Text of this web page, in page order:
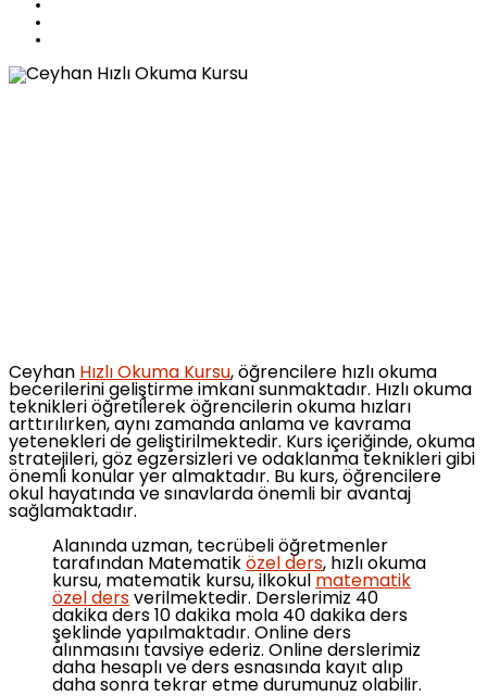
Ceyhan Hızlı Okuma Kursu, öğrencilere hızlı okuma
becerilerini geliştirme imkanı sunmaktadır. Hızlı okuma
teknikleri öğretilerek öğrencilerin okuma hızları
arttırılırken, aynı zamanda anlama ve kavrama
yetenekleri de geliştirilmektedir. Kurs içeriğinde, okuma
stratejileri, göz egzersizleri ve odaklanma teknikleri gibi
önemli konular yer almaktadır. Bu kurs, öğrencilere
okul hayatında ve sınavlarda önemli bir avantaj
sağlamaktadır.
Alanında uzman, tecrübeli öğretmenler
tarafından Matematik özel ders, hızlı okuma
kursu, matematik kursu, ilkokul matematik
özel ders verilmektedir. Derslerimiz 40
dakika ders 10 dakika mola 40 dakika ders
şeklinde yapılmaktadır. Online ders
alınmasını tavsiye ederiz. Online derslerimiz
daha hesaplı ve ders esnasında kayıt alıp
daha sonra tekrar etme durumunuz olabilir.